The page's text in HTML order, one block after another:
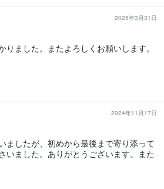
2025年3月31日
りました。またよろしくお願いします。
2024年11月17日
ましたが、初めから最後まで寄り添って
いました。ありがとうございます。また